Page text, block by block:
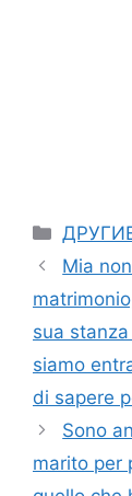
Mia
sua
siamo
di sapere
Sono
marito per